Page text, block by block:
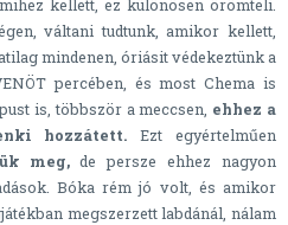
kellett, ez különösen örömteli.
váltani tudtunk, amikor kellett,
mindenen, óriásit védekeztünk a
percében, és most Chema is
is, többször a meccsen, ehhez a
hozzátett.Ezt egyértelműen
meg,de persze ehhez nagyon
Bóka rém jó volt, és amikor
megszerzett labdánál, nálam